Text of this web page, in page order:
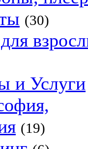
(30)
и Услуги
(19)